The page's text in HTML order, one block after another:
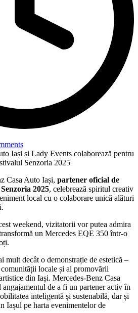
Casa Auto Iași, partener oficial de
2025, celebrează spiritul creativ
local cu o colaborare unică alături
weekend, vizitatorii vor putea admira
un Mercedes EQE 350 într-o
mult decât o demonstrație de estetică –
locale și al promovării
din Iași. Mercedes-Benz Casa
de a fi un partener activ în
inteligentă și sustenabilă, dar și
Iașul pe harta evenimentelor de